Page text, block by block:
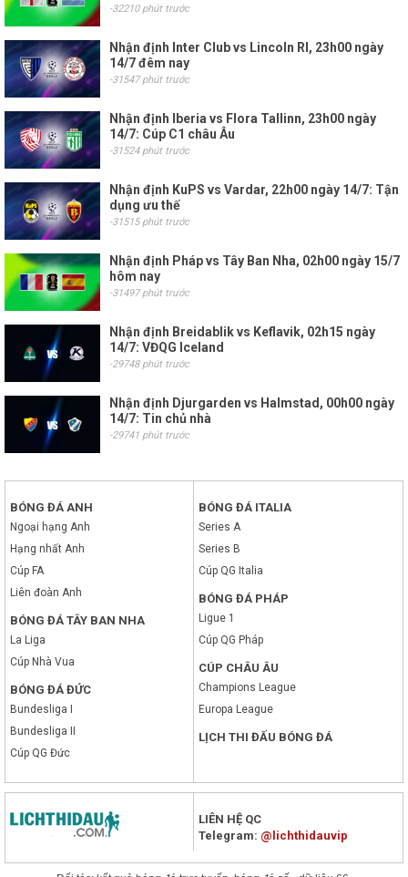
-32210 phút trước
Nhận định Inter Club vs Lincoln RI, 23h00 ngày
14/7 đêm nay
-31547 phút trước
Nhận định Iberia vs Flora Tallinn, 23h00 ngày
14/7: Cúp C1 châu Âu
-31524 phút trước
Nhận định KuPS vs Vardar, 22h00 ngày 14/7: Tận
dụng ưu thế
-31515 phút trước
Nhận định Pháp vs Tây Ban Nha, 02h00 ngày 15/7
hôm nay
-31497 phút trước
Nhận định Breidablik vs Keflavik, 02h15 ngày
14/7: VĐQG Iceland
-29748 phút trước
Nhận định Djurgarden vs Halmstad, 00h00 ngày
14/7: Tin chủ nhà
-29741 phút trước
BÓNG ĐÁ ANH
Ngoại hạng Anh
Hạng nhất Anh
Cúp FA
Liên đoàn Anh
BÓNG ĐÁ TÂY BAN NHA
La Liga
Cúp Nhà Vua
BÓNG ĐÁ ĐỨC
Bundesliga I
Bundesliga II
Cúp QG Đức
BÓNG ĐÁ ITALIA
Series A
Series B
Cúp QG Italia
BÓNG ĐÁ PHÁP
Ligue 1
Cúp QG Pháp
CÚP CHÂU ÂU
Champions League
Europa League
LỊCH THI ĐẤU BÓNG ĐÁ
LIÊN HỆ QC
Telegram: @lichthidauvip
x